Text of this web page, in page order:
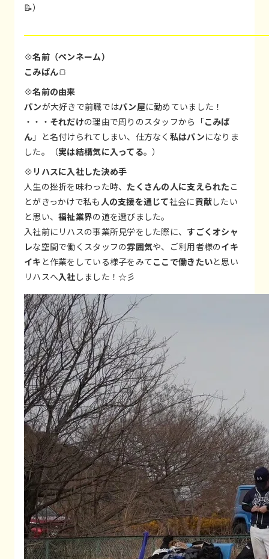
📝）
💠名前（ペンネーム）
こみぱん🍞
💠名前の由来
パンが大好きで前職ではパン屋に勤めていました！
・・・ それだけの理由で周りのスタッフから「こみぱ
ん 」と名付けられてしまい、仕方なく 私はパンになりま
した。（実は結構気に入ってる。）
💠 リハスに入社した決め手
人生の挫折を味わった時、 たくさんの人に支えられた こ
とがきっかけで私も 人の支援を通じて社会に貢献したい
と思い、福祉業界の道を選びました。
入社前にリハスの事業所見学をした際に、 すごくオシャ
レな空間で働くスタッフの雰囲気や、ご利用者様のイキ
イキ と作業をしている様子をみて ここで働きたいと思い
リハスへ入社 しました！☆彡